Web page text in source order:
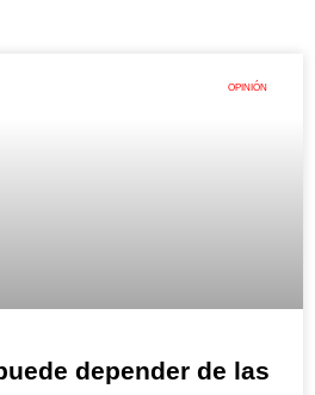
OPINIÓN
depender de las